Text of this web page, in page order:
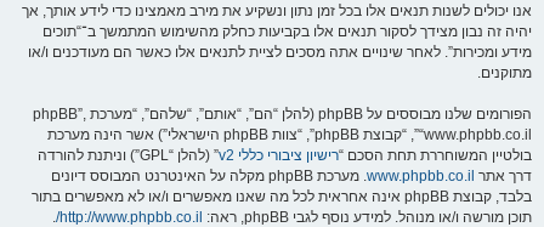
אנו יכולים לשנות תנאים אלו בכל זמן נתון ונשקיע את מירב מאמצינו כדי לידע אותך, אך
יהיה זה נבון מצידך לסקור תנאים אלו בקביעות כחלק מהשימוש המתמשך ב־“תוכים
מידע ומכירות”. לאחר שינויים אתה מסכים לציית לתנאים אלו כאשר הם מעודכנים ו/או
מתוקנים.
הפורומים שלנו מבוססים על phpBB (להלן “הם”, “אותם”, “שלהם”, “מערכת phpBB”,
“www.phpbb.co.il”, “קבוצת phpBB”, “צוות phpBB הישראלי”) אשר הינה מערכת
בולטיין המשוחררת תחת הסכם “רישיון ציבורי כללי v2
” (להלן “GPL”) וניתנת להורדה
דרך אתר www.phpbb.co.il
. מערכת phpBB מקלה על האינטרנט המבוסס דיונים
בלבד, קבוצת phpBB אינה אחראית לכל מה שאנו מאפשרים ו/או לא מאפשרים בתור
תוכן מורשה ו/או מנוהל. למידע נוסף לגבי phpBB, ראה:
http://www.phpbb.co.il/
.